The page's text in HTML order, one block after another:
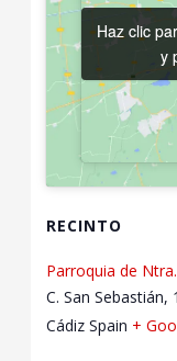
RECINTO
Parroquia de
C. San
Cádiz Spain +
Haz clic
y
Haz clic
y